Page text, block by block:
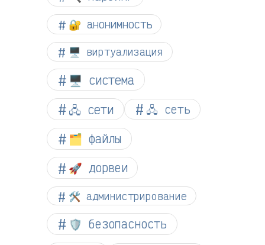
🔐 анонимность
🖥️ виртуализация
🖥️ система
🖧 сети
🖧 сеть
🗂️ файлы
🚀 дорвеи
🛠️ администрирование
🛡️ безопасность